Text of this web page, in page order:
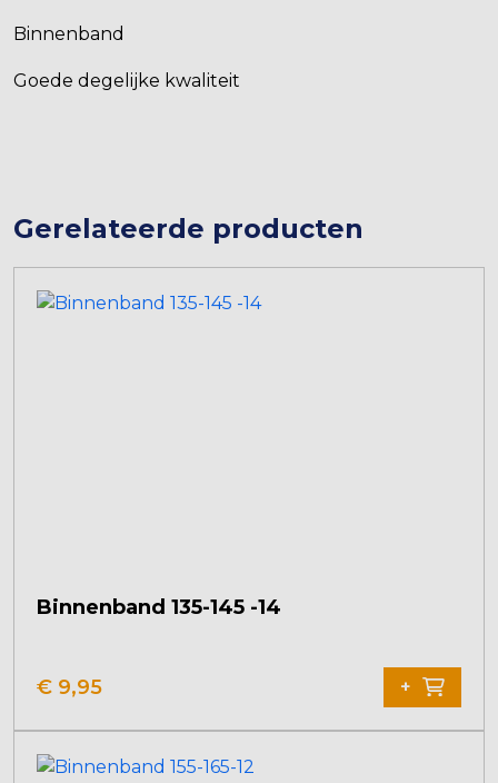
Binnenband
Goede degelijke kwaliteit
Gerelateerde producten
Binnenband 135-145 -14
€ 9,95 +